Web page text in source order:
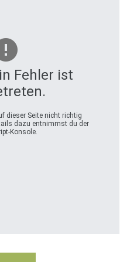
Fehler ist
dieser Seite nicht richtig
dazu entnimmst du der
Konsole.